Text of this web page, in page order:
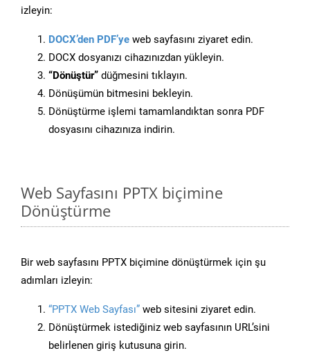
izleyin:
DOCX’den PDF’ye web sayfasını ziyaret edin.
DOCX dosyanızı cihazınızdan yükleyin.
“Dönüştür” düğmesini tıklayın.
Dönüşümün bitmesini bekleyin.
Dönüştürme işlemi tamamlandıktan sonra PDF
dosyasını cihazınıza indirin.
Web Sayfasını PPTX biçimine
Dönüştürme
Bir web sayfasını PPTX biçimine dönüştürmek için şu
adımları izleyin:
“PPTX Web Sayfası” web sitesini ziyaret edin.
Dönüştürmek istediğiniz web sayfasının URL’sini
belirlenen giriş kutusuna girin.